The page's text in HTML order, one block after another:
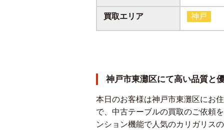
買取エリア 神戸
神戸市東灘区にて高い品質と
本日のお客様は神戸市東灘区にお
で、中古テーブルの買取のご依頼
ンション機能で人気のカリガリス